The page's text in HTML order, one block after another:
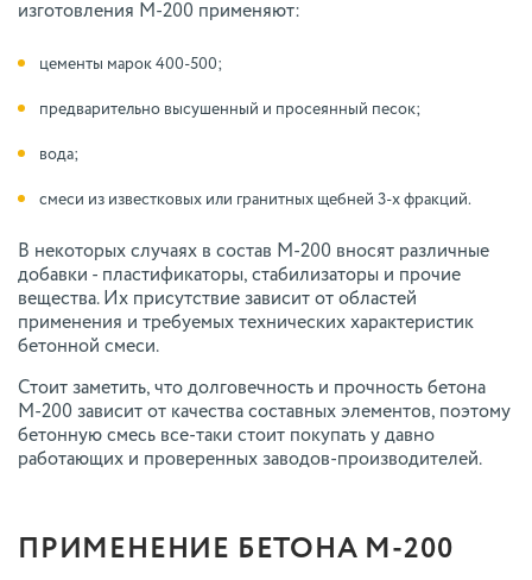
изготовления М-200 применяют:
цементы марок 400-500;
предварительно высушенный и просеянный песок;
вода;
смеси из известковых или гранитных щебней 3-х фракций.
В некоторых случаях в состав М-200 вносят различные
добавки - пластификаторы, стабилизаторы и прочие
вещества. Их присутствие зависит от областей
применения и требуемых технических характеристик
бетонной смеси.
Стоит заметить, что долговечность и прочность бетона
М-200 зависит от качества составных элементов, поэтому
бетонную смесь все-таки стоит покупать у давно
работающих и проверенных заводов-производителей.
ПРИМЕНЕНИЕ БЕТОНА М-200